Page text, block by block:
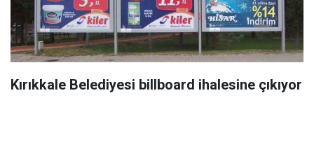
Kırıkkale Belediyesi billboard ihalesine çıkıyor